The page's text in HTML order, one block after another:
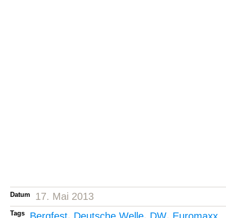
Datum 17. Mai 2013
Tags